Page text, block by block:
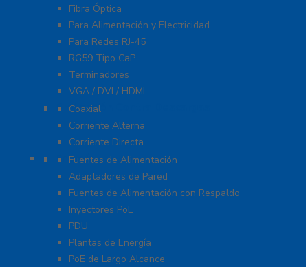
Fibra Óptica
Para Alimentación y Electricidad
Para Redes RJ-45
RG59 Tipo CaP
Terminadores
VGA / DVI / HDMI
Protección Contra Descargas
Coaxial
Corriente Alterna
Corriente Directa
Energía
Fuentes de Alimentación
Adaptadores de Pared
Fuentes de Alimentación con Respaldo
Inyectores PoE
PDU
Plantas de Energía
PoE de Largo Alcance